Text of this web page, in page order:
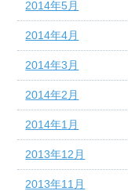
2014年5月
2014年4月
2014年3月
2014年2月
2014年1月
2013年12月
2013年11月